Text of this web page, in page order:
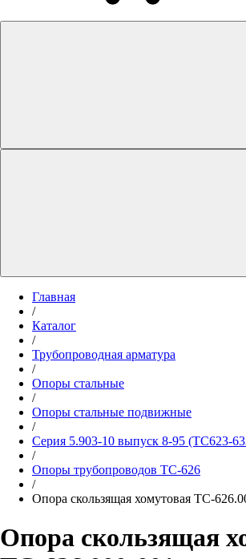
Главная
/
Каталог
/
Трубопроводная арматура
/
Опоры стальные
/
Опоры стальные подвижные
/
Серия 5.903-10 выпуск 8-95 (ТС623-
/
Опоры трубопроводов ТС-626
/
Опора скользящая хомутовая ТС-
Опора скользящая